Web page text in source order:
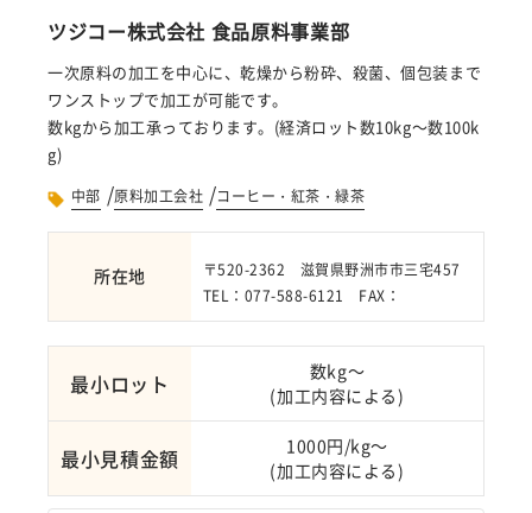
ツジコー株式会社 食品原料事業部
一次原料の加工を中心に、乾燥から粉砕、殺菌、個包装まで
ワンストップで加工が可能です。
数kgから加工承っております。(経済ロット数10kg～数100k
g)
中部 /原料加工会社 /コーヒー・紅茶・緑茶
所在地
〒520-2362 滋賀県野洲市市三宅457
TEL：077-588-6121 FAX：
最小ロット
数kg～
(加工内容による)
最小見積金額
1000円/kg～
(加工内容による)